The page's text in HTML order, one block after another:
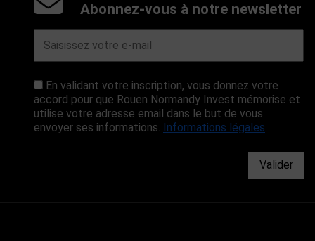
Abonnez-vous à notre newsletter
En validant votre inscription, vous donnez votre
accord pour que Rouen Normandy Invest mémorise et
utilise votre adresse email dans le but de vous
envoyer ses informations. Informations légales
Valider